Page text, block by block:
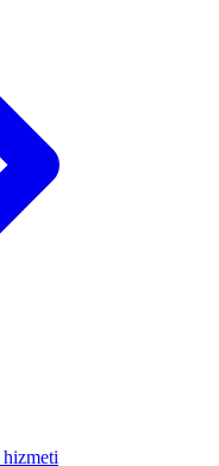
hizmeti